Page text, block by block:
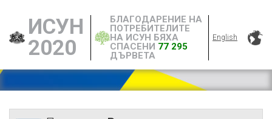
ИСУН
2020
БЛАГОДАРЕНИЕ НА
ПОТРЕБИТЕЛИТЕ
НА ИСУН БЯХА
СПАСЕНИ 77 295
ДЪРВЕТА
English